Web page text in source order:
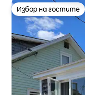
Избор на гостите
Избор на гостите